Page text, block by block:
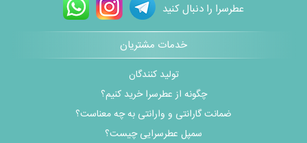
عطرسرا را دنبال کنید
خدمات مشتریان
تولید کنندگان
چگونه از عطرسرا خرید کنیم؟
ضمانت گارانتی و وارانتی به چه معناست؟
سمپل عطرسرایی چیست؟